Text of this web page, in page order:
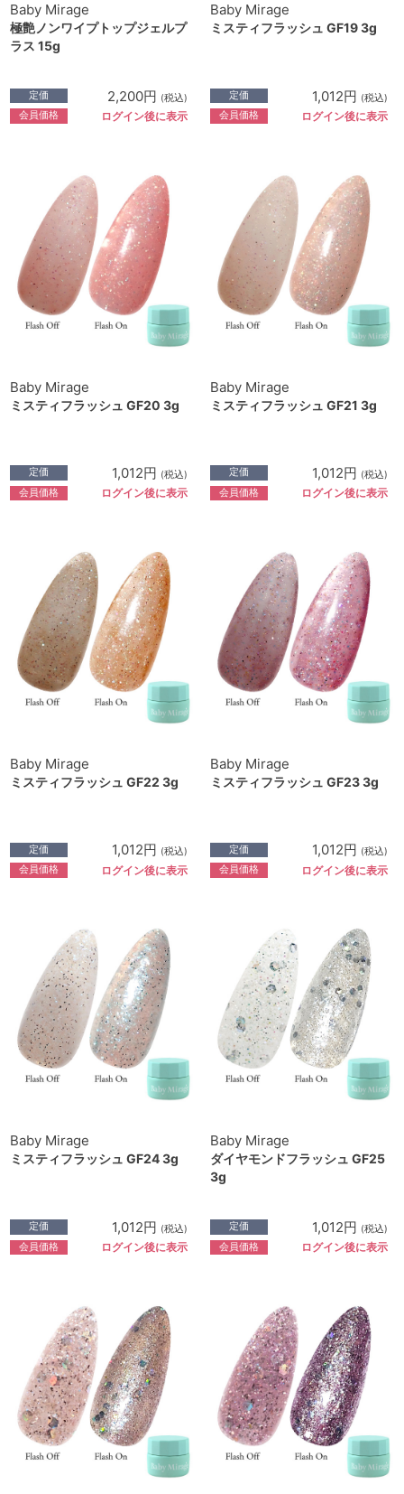
Baby Mirage
極艶ノンワイプトップジェルプ
ラス 15g
定価 2,200円 (税込)
会員価格 ログイン後に表示
Baby Mirage
ミスティフラッシュ GF19 3g
定価 1,012円 (税込)
会員価格 ログイン後に表示
Baby Mirage
ミスティフラッシュ GF20 3g
定価 1,012円 (税込)
会員価格 ログイン後に表示
Baby Mirage
ミスティフラッシュ GF21 3g
定価 1,012円 (税込)
会員価格 ログイン後に表示
Baby Mirage
ミスティフラッシュ GF22 3g
定価 1,012円 (税込)
会員価格 ログイン後に表示
Baby Mirage
ミスティフラッシュ GF23 3g
定価 1,012円 (税込)
会員価格 ログイン後に表示
Baby Mirage
ミスティフラッシュ GF24 3g
定価 1,012円 (税込)
会員価格 ログイン後に表示
Baby Mirage
ダイヤモンドフラッシュ GF25
3g
定価 1,012円 (税込)
会員価格 ログイン後に表示